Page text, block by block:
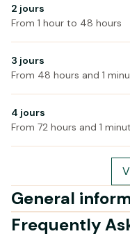
2 jours
From 1 hour to 48 hours
3 jours
From 48 hours and 1
4 jours
From 72 hours and 1
General
Frequently